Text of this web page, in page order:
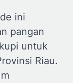
ini
pangan
untuk
Riau.